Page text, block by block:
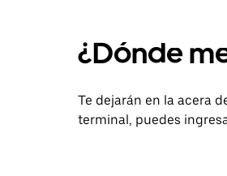
¿Dónde
Te dejarán en la acera
terminal, puedes